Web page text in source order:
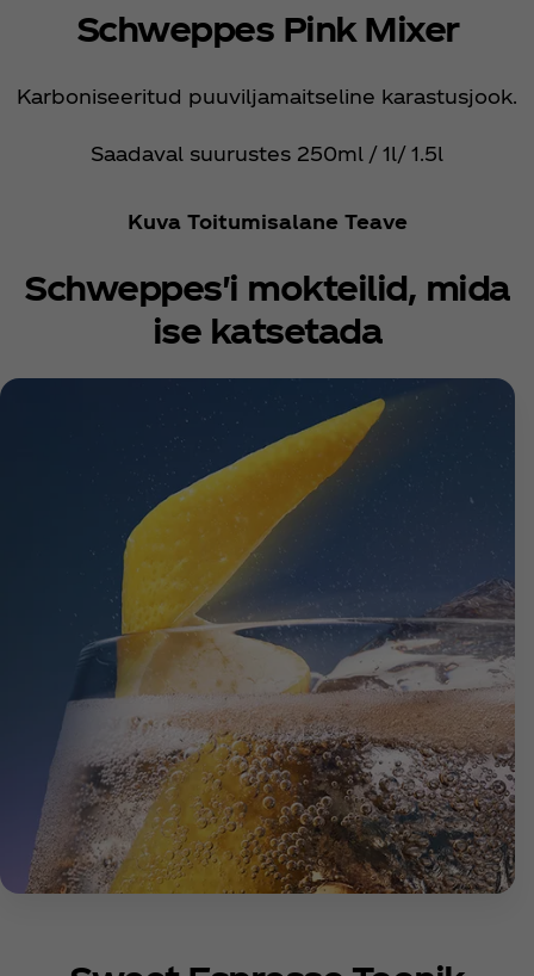
Schweppes Pink Mixer
Karboniseeritud puuviljamaitseline karastusjook.
Saadaval suurustes 250ml / 1l/ 1.5l
Kuva Toitumisalane Teave
Schweppes'i mokteilid, mida
ise katsetada